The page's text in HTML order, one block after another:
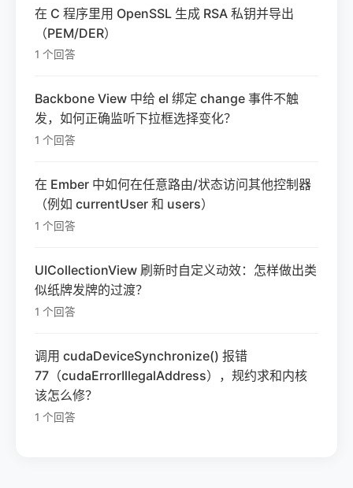
在 C 程序里用 OpenSSL 生成 RSA 私钥并导出
（PEM/DER）
1 个回答
Backbone View 中给 el 绑定 change 事件不触
发，如何正确监听下拉框选择变化？
1 个回答
在 Ember 中如何在任意路由/状态访问其他控制器
（例如 currentUser 和 users）
1 个回答
UICollectionView 刷新时自定义动效：怎样做出类
似纸牌发牌的过渡？
1 个回答
调用 cudaDeviceSynchronize() 报错
77（cudaErrorIllegalAddress），规约求和内核
该怎么修？
1 个回答